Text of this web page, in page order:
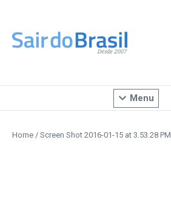
Menu
Home / Screen Shot 2016-01-15 at 3.53.28 PM